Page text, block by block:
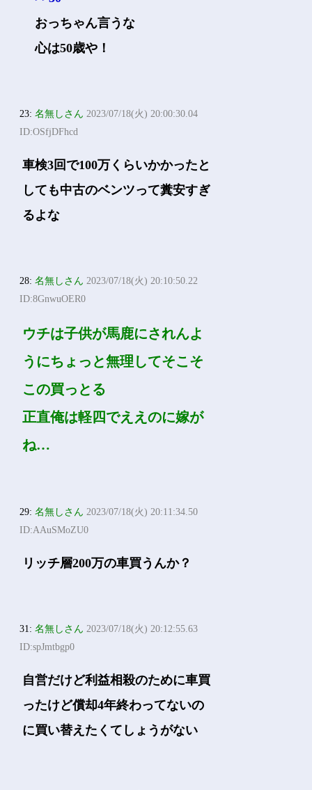
おっちゃん言うな
心は50歳や！
23:名無しさん 2023/07/18(火) 20:00:30.04
ID:OSfjDFhcd
車検3回で100万くらいかかったと
しても中古のベンツって糞安すぎ
るよな
28:名無しさん 2023/07/18(火) 20:10:50.22
ID:8GnwuOER0
ウチは子供が馬鹿にされんよ
うにちょっと無理してそこそ
この買っとる
正直俺は軽四でええのに嫁が
ね…
29:名無しさん 2023/07/18(火) 20:11:34.50
ID:AAuSMoZU0
リッチ層200万の車買うんか？
31:名無しさん 2023/07/18(火) 20:12:55.63
ID:spJmtbgp0
自営だけど利益相殺のために車買
ったけど償却4年終わってないの
に買い替えたくてしょうがない